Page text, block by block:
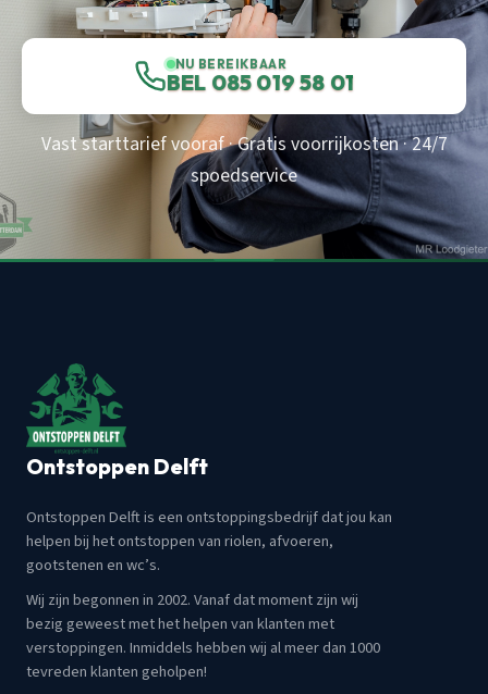
NU BEREIKBAAR
BEL 085 019 58 01
Vast starttarief vooraf · Gratis voorrijkosten · 24/7
spoedservice
Ontstoppen Delft
Ontstoppen Delft is een ontstoppingsbedrijf dat jou kan
helpen bij het ontstoppen van riolen, afvoeren,
gootstenen en wc’s.
Wij zijn begonnen in 2002. Vanaf dat moment zijn wij
bezig geweest met het helpen van klanten met
verstoppingen. Inmiddels hebben wij al meer dan 1000
tevreden klanten geholpen!